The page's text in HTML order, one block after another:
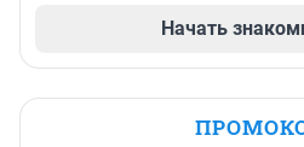
Начать